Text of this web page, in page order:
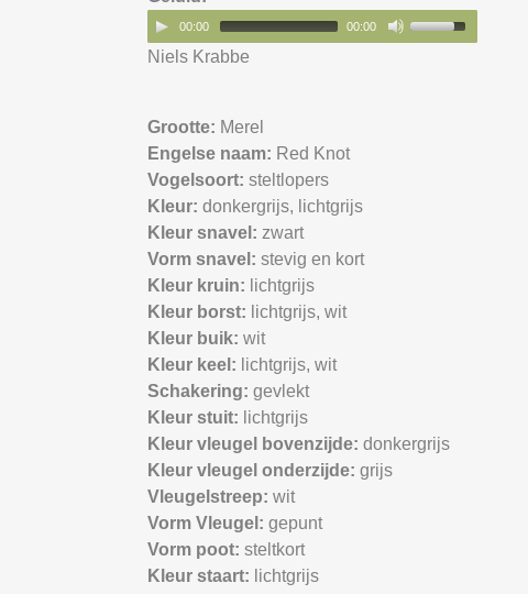
00:00 00:00
Niels Krabbe
Grootte: Merel
Engelse naam: Red Knot
Vogelsoort:steltlopers
Kleur:donkergrijs, lichtgrijs
Kleur snavel: zwart
Vorm snavel:stevig en kort
Kleur kruin: lichtgrijs
Kleur borst: lichtgrijs, wit
Kleur buik:wit
Kleur keel: lichtgrijs, wit
Schakering:gevlekt
Kleur stuit: lichtgrijs
Kleur vleugel bovenzijde:donkergrijs
Kleur vleugel onderzijde:grijs
Vleugelstreep:wit
Vorm Vleugel:gepunt
Vorm poot:steltkort
Kleur staart: lichtgrijs